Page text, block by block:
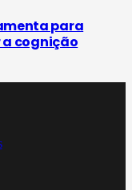
para
a cognição